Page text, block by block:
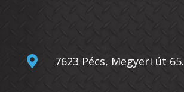
 7623 Pécs, Megyeri út 65.